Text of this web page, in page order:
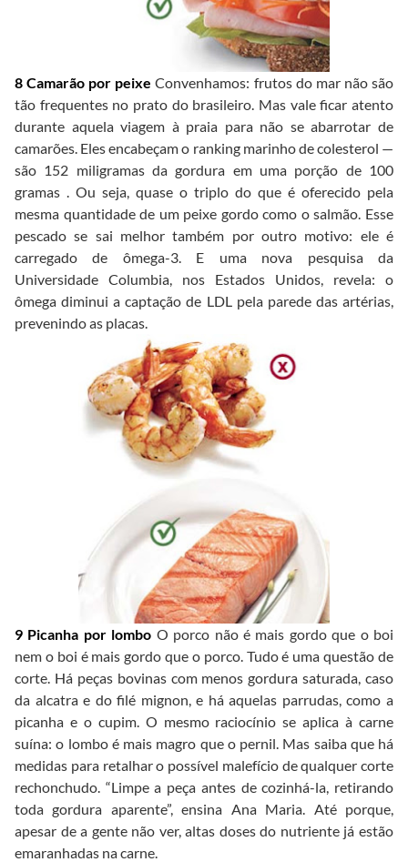
8 Camarão por peixe Convenhamos: frutos do mar não são
tão frequentes no prato do brasileiro. Mas vale ficar atento
durante aquela viagem à praia para não se abarrotar de
camarões. Eles encabeçam o ranking marinho de colesterol —
são 152 miligramas da gordura em uma porção de 100
gramas . Ou seja, quase o triplo do que é oferecido pela
mesma quantidade de um peixe gordo como o salmão. Esse
pescado se sai melhor também por outro motivo: ele é
carregado de ômega-3. E uma nova pesquisa da
Universidade Columbia, nos Estados Unidos, revela: o
ômega diminui a captação de LDL pela parede das artérias,
prevenindo as placas.
9 Picanha por lombo O porco não é mais gordo que o boi
nem o boi é mais gordo que o porco. Tudo é uma questão de
corte. Há peças bovinas com menos gordura saturada, caso
da alcatra e do filé mignon, e há aquelas parrudas, como a
picanha e o cupim. O mesmo raciocínio se aplica à carne
suína: o lombo é mais magro que o pernil. Mas saiba que há
medidas para retalhar o possível malefício de qualquer corte
rechonchudo. “Limpe a peça antes de cozinhá-la, retirando
toda gordura aparente”, ensina Ana Maria. Até porque,
apesar de a gente não ver, altas doses do nutriente já estão
emaranhadas na carne.